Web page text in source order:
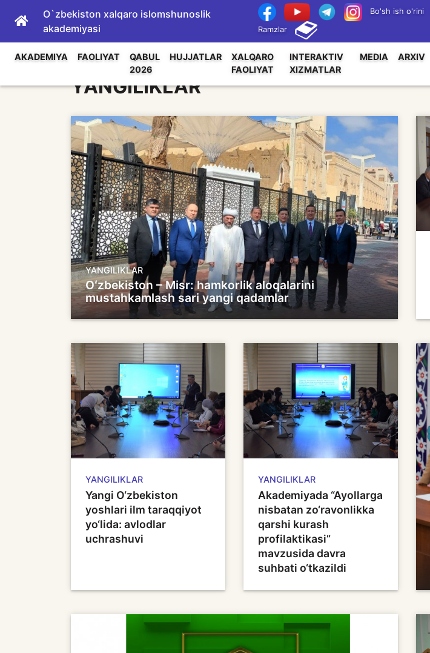
O`zbekiston xalqaro islomshunoslik
akademiyasi
Bo'sh ish o'rini
Ramzlar
AKADEMIYA FAOLIYAT
QABUL
2026
HUJJATLAR
XALQARO
FAOLIYAT
INTERAKTIV
XIZMATLAR
MEDIA ARXIV
YANGILIKLAR
YANGILIKLAR
Oʻzbekiston – Misr: hamkorlik aloqalarini
mustahkamlash sari yangi qadamlar
YANGILIKLAR
Yangi O‘zbekiston
yoshlari ilm taraqqiyot
yo‘lida: avlodlar
uchrashuvi
YANGILIKLAR
Akademiyada “Ayollarga
nisbatan zo‘ravonlikka
qarshi kurash
profilaktikasi”
mavzusida davra
suhbati o‘tkazildi